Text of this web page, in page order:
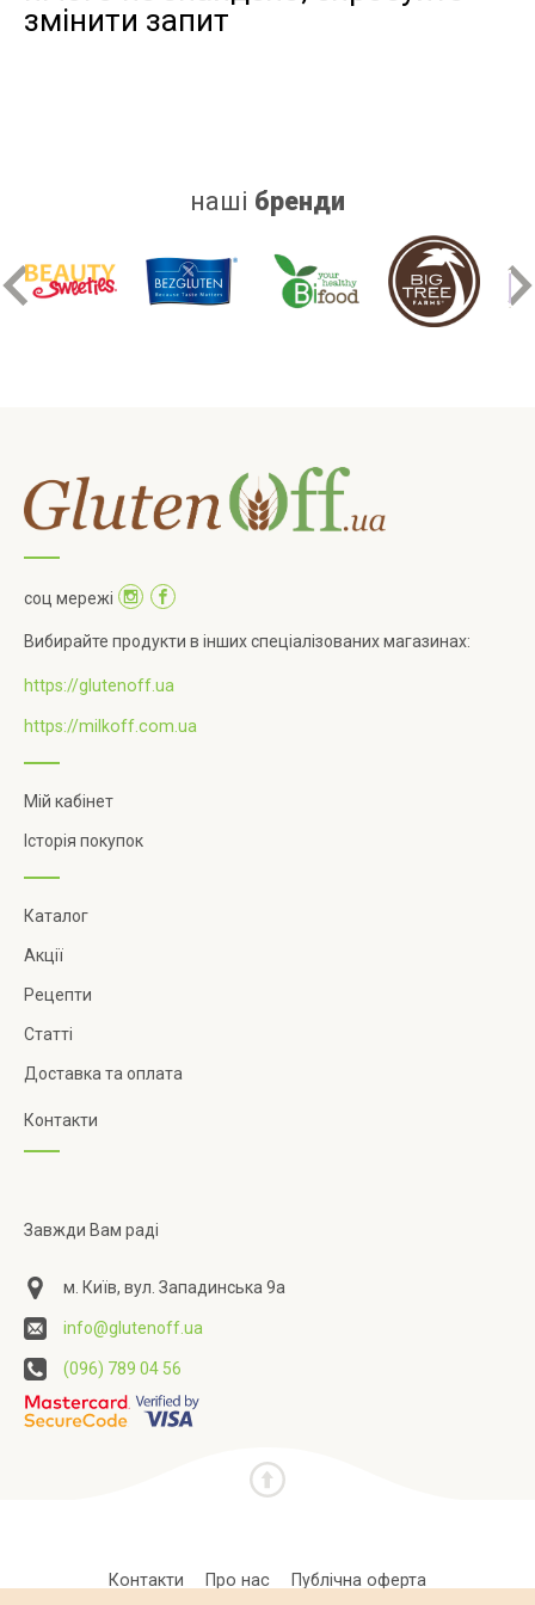
дріжджів
змінити запит
наші бренди
соц мережі
Вибирайте продукти в інших спеціалізованих магазинах:
https://glutenoff.ua
https://milkoff.com.ua
Мій кабінет
Історія покупок
Каталог
Акції
Рецепти
Статті
Доставка та оплата
Контакти
Завжди Вам раді
м. Київ, вул. Западинська 9а
info@glutenoff.ua
(096) 789 04 56
Контакти Про нас Публічна оферта